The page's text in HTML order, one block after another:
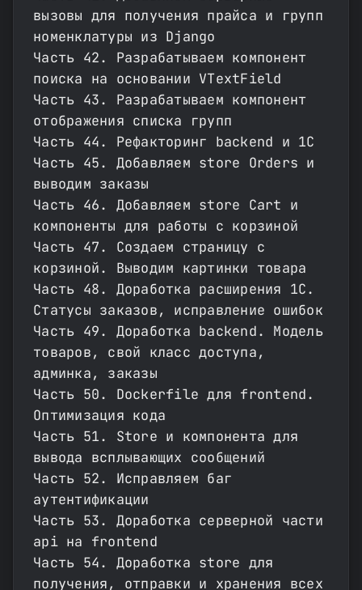
вызовы для получения прайса и групп
номенклатуры из Django
Часть 42. Разрабатываем компонент
поиска на основании VTextField
Часть 43. Разрабатываем компонент
отображения списка групп
Часть 44. Рефакторинг backend и 1С
Часть 45. Добавляем store Orders и
выводим заказы
Часть 46. Добавляем store Cart и
компоненты для работы с корзиной
Часть 47. Создаем страницу с
корзиной. Выводим картинки товара
Часть 48. Доработка расширения 1С.
Статусы заказов, исправление ошибок
Часть 49. Доработка backend. Модель
товаров, свой класс доступа,
админка, заказы
Часть 50. Dockerfile для frontend.
Оптимизация кода
Часть 51. Store и компонента для
вывода всплывающих сообщений
Часть 52. Исправляем баг
аутентификации
Часть 53. Доработка серверной части
api на frontend
Часть 54. Доработка store для
получения, отправки и хранения всех